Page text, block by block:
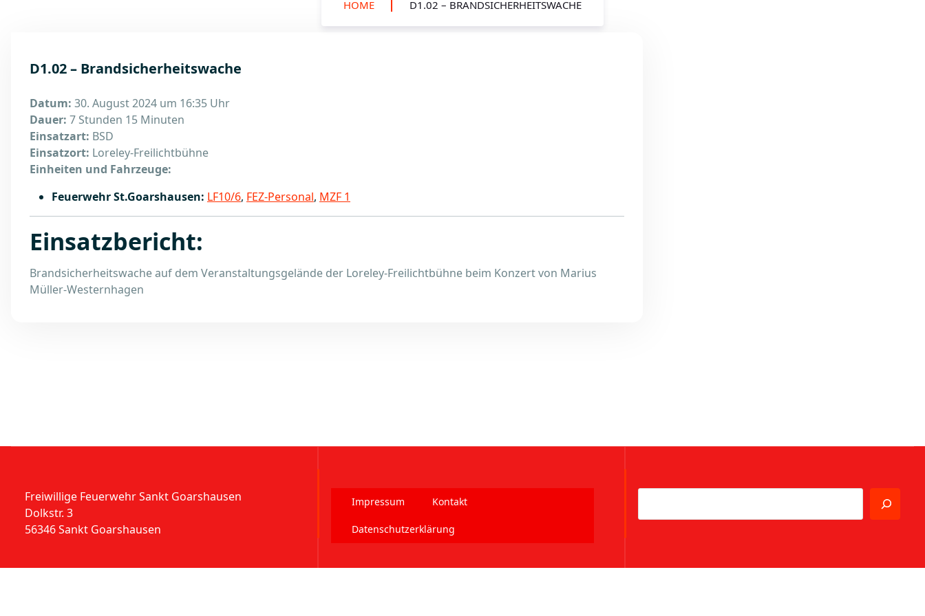
HOME D1.02 – BRANDSICHERHEITSWACHE
D1.02 – Brandsicherheitswache
Datum: 30. August 2024 um 16:35 Uhr
Dauer: 7 Stunden 15 Minuten
Einsatzart: BSD
Einsatzort: Loreley-Freilichtbühne
Einheiten und Fahrzeuge:
Feuerwehr St.Goarshausen: LF10/6, FEZ-Personal, MZF 1
Einsatzbericht:
Brandsicherheitswache auf dem Veranstaltungsgelände der Loreley-Freilichtbühne beim Konzert von Marius
Müller-Westernhagen
Freiwillige Feuerwehr Sankt Goarshausen
Dolkstr. 3
56346 Sankt Goarshausen
Impressum Kontakt
Datenschutzerklärung